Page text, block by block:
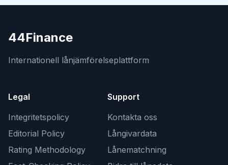
44Finance
Internationell lånjämförelseplattform
Legal
Integritetspolicy
Editorial Policy
Rating Methodology
Support
Kontakta oss
Långivardata
Lånematchning